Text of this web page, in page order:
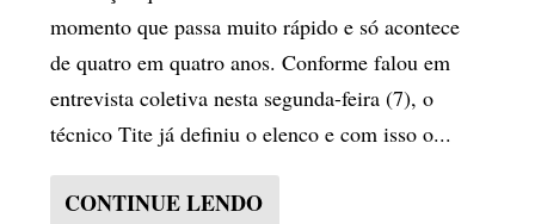
momento que passa muito rápido e só acontece
de quatro em quatro anos. Conforme falou em
entrevista coletiva nesta segunda-feira (7), o
técnico Tite já definiu o elenco e com isso o...
CONTINUE LENDO